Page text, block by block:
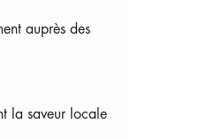
auprès des
la saveur locale